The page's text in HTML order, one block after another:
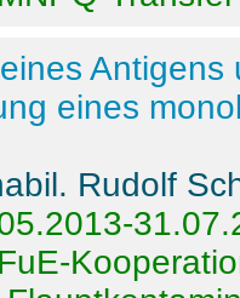
eines
Rudolf